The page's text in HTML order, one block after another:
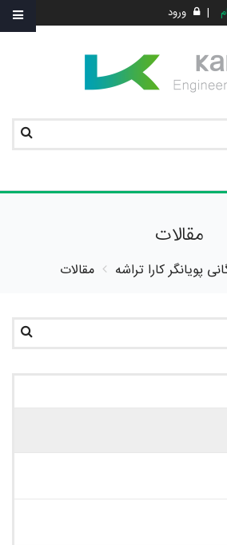
| ورود
مقالات
پویانگر کارا تراشه مقالات